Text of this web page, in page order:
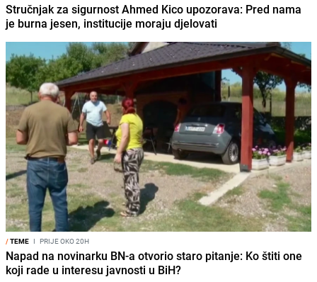
Stručnjak za sigurnost Ahmed Kico upozorava: Pred nama
je burna jesen, institucije moraju djelovati
/TEME I PRIJE OKO 20H
Napad na novinarku BN-a otvorio staro pitanje: Ko štiti one
koji rade u interesu javnosti u BiH?